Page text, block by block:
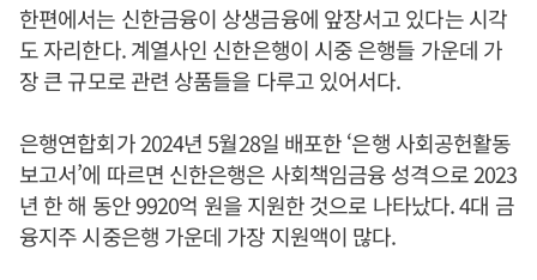
한편에서는 신한금융이 상생금융에 앞장서고 있다는 시각
도 자리한다. 계열사인 신한은행이 시중 은행들 가운데 가
장 큰 규모로 관련 상품들을 다루고 있어서다.
은행연합회가 2024년 5월28일 배포한 ‘은행 사회공헌활동
보고서’에 따르면 신한은행은 사회책임금융 성격으로 2023
년 한 해 동안 9920억 원을 지원한 것으로 나타났다. 4대 금
융지주 시중은행 가운데 가장 지원액이 많다.